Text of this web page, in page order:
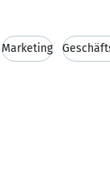
Marketing